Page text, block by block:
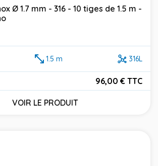
Ø 1.7 mm - 316 - 10 tiges de 1.5 m -
1.5 m 316L
96,00 € TTC
VOIR LE PRODUIT